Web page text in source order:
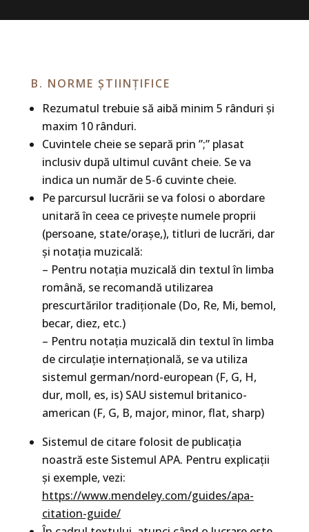
B. NORME ȘTIINȚIFICE
Rezumatul trebuie să aibă minim 5 rânduri și
maxim 10 rânduri.
Cuvintele cheie se separă prin ”;” plasat
inclusiv după ultimul cuvânt cheie. Se va
indica un număr de 5-6 cuvinte cheie.
Pe parcursul lucrării se va folosi o abordare
unitară în ceea ce privește numele proprii
(persoane, state/orașe,), titluri de lucrări, dar
și notația muzicală:
– Pentru notația muzicală din textul în limba
română, se recomandă utilizarea
prescurtărilor tradiționale (Do, Re, Mi, bemol,
becar, diez, etc.)
– Pentru notația muzicală din textul în limba
de circulație internațională, se va utiliza
sistemul german/nord-european (F, G, H,
dur, moll, es, is) SAU sistemul britanico-
american (F, G, B, major, minor, flat, sharp)
Sistemul de citare folosit de publicația
noastră este Sistemul APA. Pentru explicații
și exemple, vezi:
https://www.mendeley.com/guides/apa-
citation-guide/